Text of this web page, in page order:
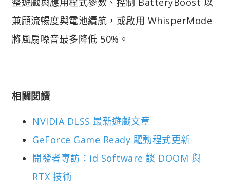
兼顧流暢度與電池續航，或啟用 WhisperMode
將風扇噪音最多降低 50%。
相關閱讀​
NVIDIA DLSS 最新遊戲文章
GeForce Game Ready 驅動程式更新
開發者專訪：id Software 談 DOOM 與
RTX 技術